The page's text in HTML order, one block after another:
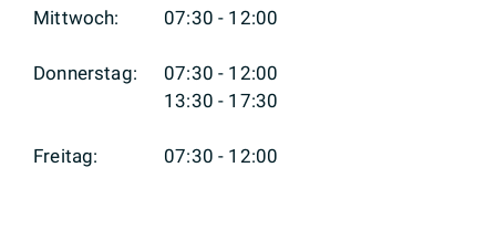
Mittwoch: 07:30 - 12:00
Donnerstag:
07:30 - 12:00
13:30 - 17:30
Freitag: 07:30 - 12:00